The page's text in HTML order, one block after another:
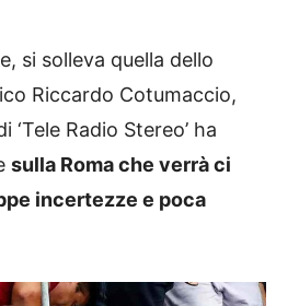
si solleva quella dello
Riccardo Cotumaccio,
Radio Stereo’ ha
sulla Roma che verrà ci
incertezze e poca